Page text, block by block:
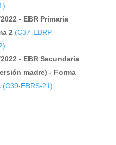
- EBR Primaria
2 (C37-EBRP-
- EBR Secundaria
madre) - Forma
(C39-EBRS-21)